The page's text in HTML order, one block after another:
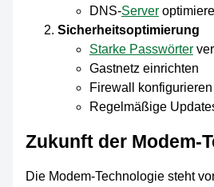
DNS-Server
Sicherheitsoptimierung
Starke Passwörter
Gastnetz einrichten
Firewall konfigurieren
Regelmäßige
Zukunft der Modem-
Die Modem-Technologie steht